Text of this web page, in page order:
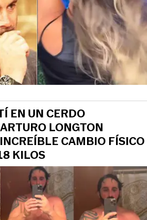
EN UN CERDO
LONGTON
CAMBIO FÍSICO
KILOS